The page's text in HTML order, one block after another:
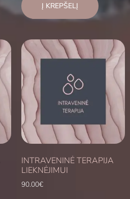
Į KREPŠELĮ
INTRAVENINĖ TERAPIJA
LIEKNĖJIMUI
90.00€